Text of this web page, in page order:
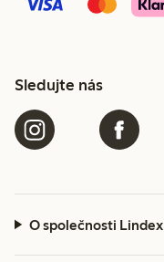
Sledujte nás
O společnosti Lindex